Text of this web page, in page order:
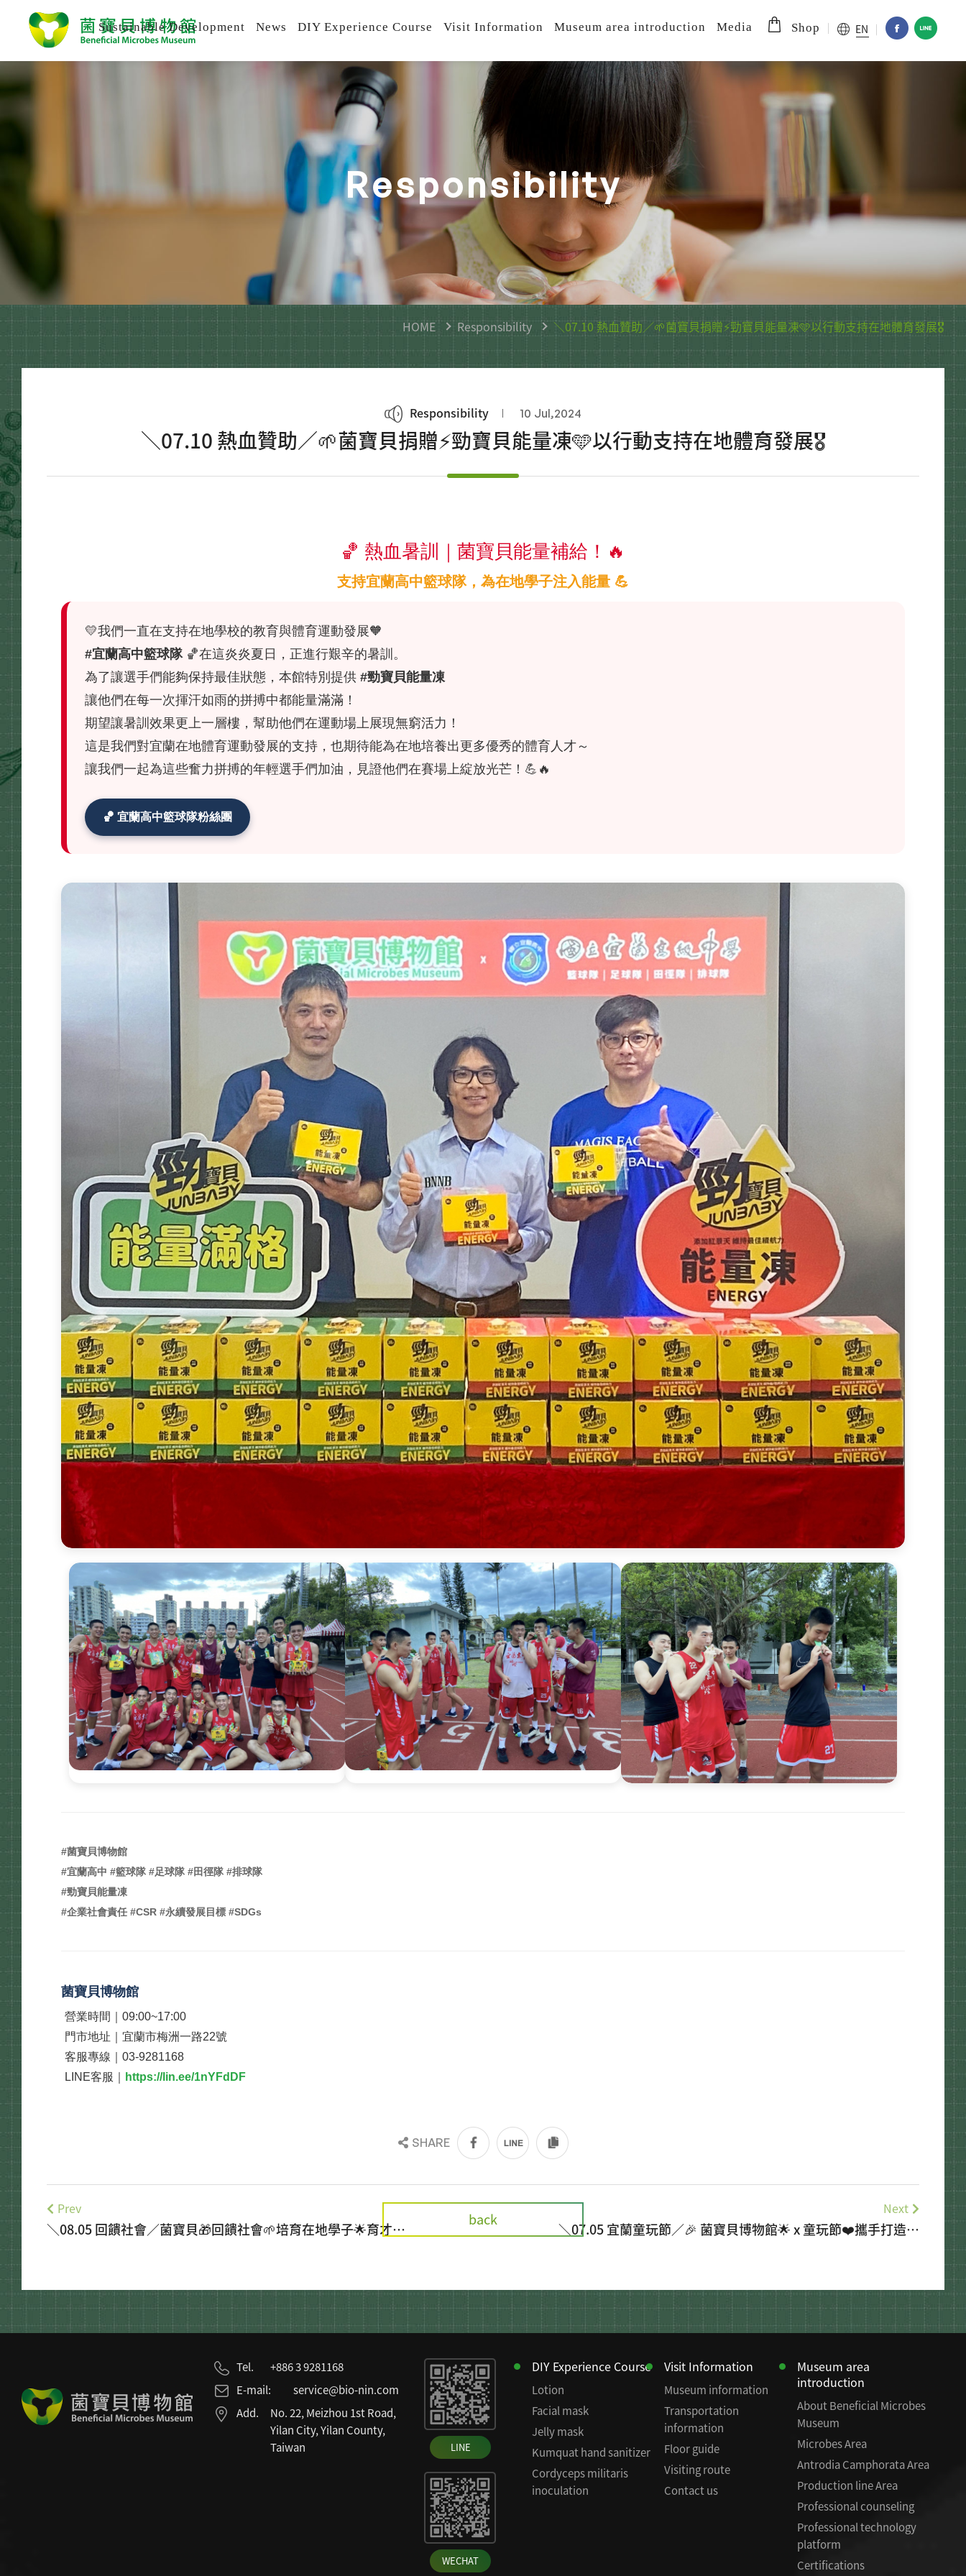
Sustainable Development News DIY Experience Course Visit Information Museum area introduction Media Shop EN
Responsibility
HOME Responsibility ＼07.10 熱血贊助／🌱菌寶貝捐贈⚡勁寶貝能量凍🩵以行動支持在地體育發展🎖️
Responsibility 10 Jul,2024
＼07.10 熱血贊助／🌱菌寶貝捐贈⚡勁寶貝能量凍🩵以行動支持在地體育發展🎖️
🏀 熱血暑訓｜菌寶貝能量補給！🔥
支持宜蘭高中籃球隊，為在地學子注入能量 💪
💛我們一直在支持在地學校的教育與體育運動發展🧡
#宜蘭高中籃球隊🏀在這炎炎夏日，正進行艱辛的暑訓。
為了讓選手們能夠保持最佳狀態，本館特別提供 #勁寶貝能量凍
讓他們在每一次揮汗如雨的拼搏中都能量滿滿！
期望讓暑訓效果更上一層樓，幫助他們在運動場上展現無窮活力！
這是我們對宜蘭在地體育運動發展的支持，也期待能為在地培養出更多優秀的體育人才～
讓我們一起為這些奮力拼搏的年輕選手們加油，見證他們在賽場上綻放光芒！💪🔥
🏀 宜蘭高中籃球隊粉絲團
#菌寶貝博物館
#宜蘭高中 #籃球隊 #足球隊 #田徑隊 #排球隊
#勁寶貝能量凍
#企業社會責任 #CSR #永續發展目標 #SDGs
菌寶貝博物館
營業時間｜09:00~17:00
門市地址｜宜蘭市梅洲一路22號
客服專線｜03-9281168
LINE客服｜
https://lin.ee/1nYFdDF
SHARE
Prev
＼08.05 回饋社會／菌寶貝🎁回饋社會🌱培育在地學子🌟育才共
Next
＼07.05 宜蘭童玩節／🎉 菌寶貝博物館🌟 x 童玩節❤️攜手打造歡
back
Tel.
+886 3 9281168
E-mail:
service@bio-nin.com
Add.
No. 22, Meizhou 1st Road,
Yilan City, Yilan County,
Taiwan
LINE
WECHAT
DIY Experience Course
Lotion
Facial mask
Jelly mask
Kumquat hand sanitizer
Cordyceps militaris
inoculation
Visit Information
Museum information
Transportation
information
Floor guide
Visiting route
Contact us
Museum area
introduction
About Beneficial Microbes
Museum
Microbes Area
Antrodia Camphorata Area
Production line Area
Professional counseling
Professional technology
platform
Certifications